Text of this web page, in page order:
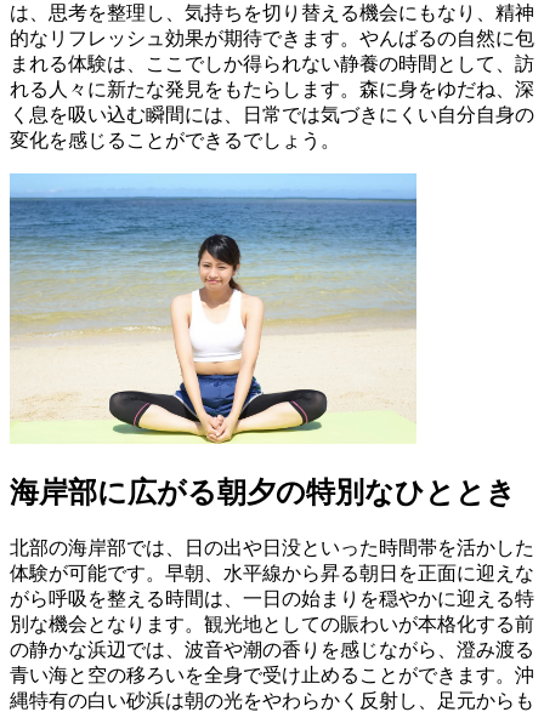
は、思考を整理し、気持ちを切り替える機会にもなり、精神
的なリフレッシュ効果が期待できます。やんばるの自然に包
まれる体験は、ここでしか得られない静養の時間として、訪
れる人々に新たな発見をもたらします。森に身をゆだね、深
く息を吸い込む瞬間には、日常では気づきにくい自分自身の
変化を感じることができるでしょう。
海岸部に広がる朝夕の特別なひととき
北部の海岸部では、日の出や日没といった時間帯を活かした
体験が可能です。早朝、水平線から昇る朝日を正面に迎えな
がら呼吸を整える時間は、一日の始まりを穏やかに迎える特
別な機会となります。観光地としての賑わいが本格化する前
の静かな浜辺では、波音や潮の香りを感じながら、澄み渡る
青い海と空の移ろいを全身で受け止めることができます。沖
縄特有の白い砂浜は朝の光をやわらかく反射し、足元からも